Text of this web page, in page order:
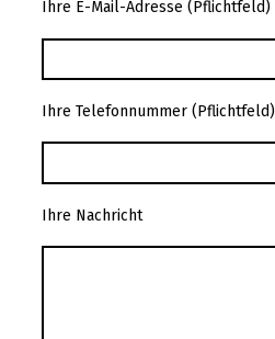
Ihre E-Mail-Adresse (Pflichtfeld)
Ihre Telefonnummer (Pflichtfeld)
Ihre Nachricht